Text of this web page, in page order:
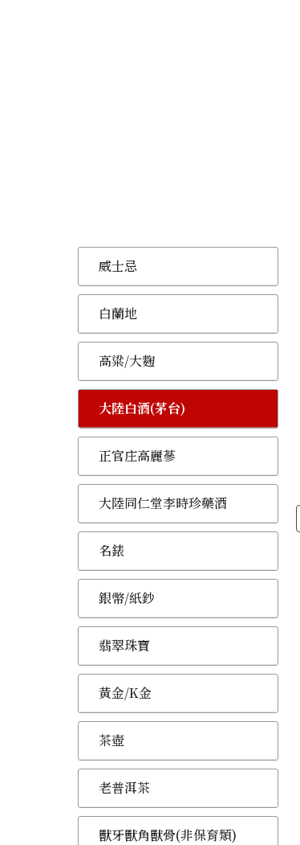
威士忌
白蘭地
高粱/大麴
大陸白酒(茅台)
正官庄高麗蔘
大陸同仁堂李時珍藥酒
名錶
銀幣/紙鈔
翡翠珠寶
黃金/K金
茶壺
老普洱茶
獸牙獸角獸骨(非保育類)